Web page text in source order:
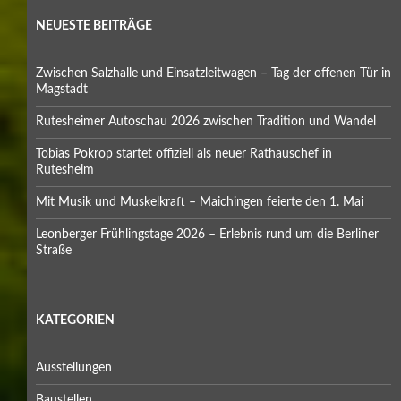
NEUESTE BEITRÄGE
Zwischen Salzhalle und Einsatzleitwagen – Tag der offenen Tür in
Magstadt
Rutesheimer Autoschau 2026 zwischen Tradition und Wandel
Tobias Pokrop startet offiziell als neuer Rathauschef in
Rutesheim
Mit Musik und Muskelkraft – Maichingen feierte den 1. Mai
Leonberger Frühlingstage 2026 – Erlebnis rund um die Berliner
Straße
KATEGORIEN
Ausstellungen